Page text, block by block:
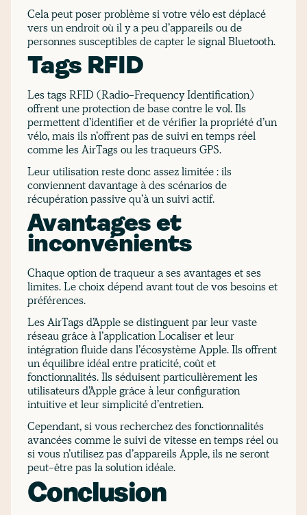
Cela peut poser problème si votre vélo est déplacé
vers un endroit où il y a peu d’appareils ou de
personnes susceptibles de capter le signal Bluetooth.
Tags RFID
Les tags RFID (Radio-Frequency Identification)
offrent une protection de base contre le vol. Ils
permettent d’identifier et de vérifier la propriété d’un
vélo, mais ils n’offrent pas de suivi en temps réel
comme les AirTags ou les traqueurs GPS.
Leur utilisation reste donc assez limitée : ils
conviennent davantage à des scénarios de
récupération passive qu’à un suivi actif.
Avantages et
inconvénients
Chaque option de traqueur a ses avantages et ses
limites. Le choix dépend avant tout de vos besoins et
préférences.
Les AirTags d’Apple se distinguent par leur vaste
réseau grâce à l’application Localiser et leur
intégration fluide dans l’écosystème Apple. Ils offrent
un équilibre idéal entre praticité, coût et
fonctionnalités. Ils séduisent particulièrement les
utilisateurs d’Apple grâce à leur configuration
intuitive et leur simplicité d’entretien.
Cependant, si vous recherchez des fonctionnalités
avancées comme le suivi de vitesse en temps réel ou
si vous n’utilisez pas d’appareils Apple, ils ne seront
peut-être pas la solution idéale.
Conclusion